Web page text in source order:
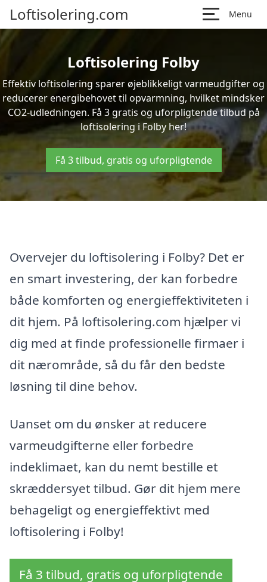
Loftisolering.com Menu
Loftisolering Folby
Effektiv loftisolering sparer øjeblikkeligt varmeudgifter og
reducerer energibehovet til opvarmning, hvilket mindsker
CO2-udledningen. Få 3 gratis og uforpligtende tilbud på
loftisolering i Folby her!
Få 3 tilbud, gratis og uforpligtende
Overvejer du loftisolering i Folby? Det er
en smart investering, der kan forbedre
både komforten og energieffektiviteten i
dit hjem. På loftisolering.com hjælper vi
dig med at finde professionelle firmaer i
dit nærområde, så du får den bedste
løsning til dine behov.
Uanset om du ønsker at reducere
varmeudgifterne eller forbedre
indeklimaet, kan du nemt bestille et
skræddersyet tilbud. Gør dit hjem mere
behageligt og energieffektivt med
loftisolering i Folby!
Få 3 tilbud, gratis og uforpligtende